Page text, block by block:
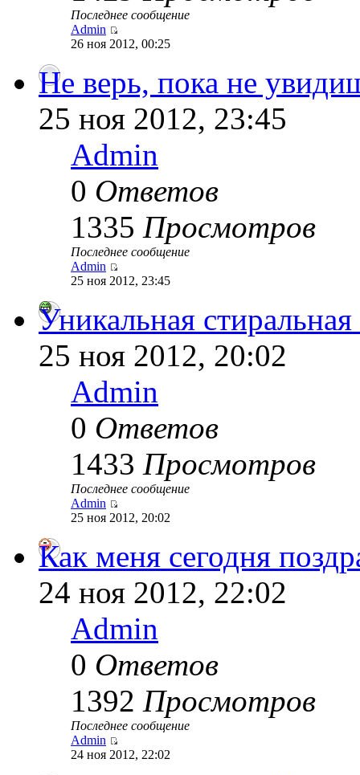
Последнее сообщение
Admin
26 ноя 2012, 00:25
Не верь, пока не
25 ноя 2012, 23:45
Admin
0 Ответов
1335 Просмотров
Последнее сообщение
Admin
25 ноя 2012, 23:45
Уникальная
25 ноя 2012, 20:02
Admin
0 Ответов
1433 Просмотров
Последнее сообщение
Admin
25 ноя 2012, 20:02
Как меня сегодня
24 ноя 2012, 22:02
Admin
0 Ответов
1392 Просмотров
Последнее сообщение
Admin
24 ноя 2012, 22:02